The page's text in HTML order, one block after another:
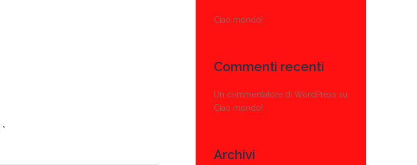
*
Ciao mondo!
Commenti recenti
Un commentatore di WordPress su
Ciao mondo!
Archivi